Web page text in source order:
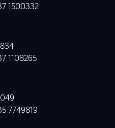
1500332
1108265
7749819